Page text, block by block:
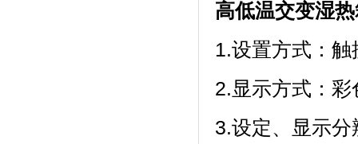
高低温交变湿
1.设置方式：触
2.显示方式
3.设定、显示